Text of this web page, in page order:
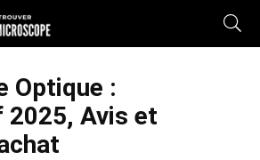
Optique :
Avis et